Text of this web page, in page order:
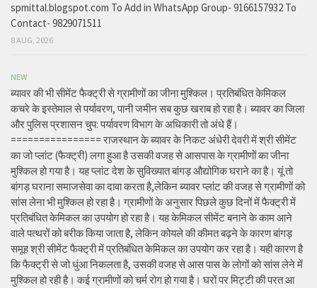
spmittal.blogspot.com To Add in WhatsApp Group- 9166157932 To
Contact- 9829071511
8 AUG, 2026
NEW
ब्यावर की भी सीमेंट फैक्ट्री से ग्रामीणों का जीना मुश्किल। प्रतिबंधित केमिकल
कचरे के इस्तेमाल से पर्यावरण, पानी जमीन सब कुछ खराब हो रहा है। ब्यावर का जिला
और पुलिस प्रशासन चुप: पर्यावरण विभाग के अधिकारी तो अंधे हैं।
================ राजस्थान के ब्यावर के निकट अंधेरी देवरी में श्री सीमेंट
का जो प्लांट (फैक्ट्री) लगा हुआ है उसकी वजह से आसपास के ग्रामीणों का जीना
मुश्किल हो गया है। यह प्लांट देश के सुविख्यात बांगड़ औद्योगिक घराने का है। यूं तो
बांगड़ घराना समाजसेवा का दावा करता है,लेकिन ब्यावर प्लांट की वजह से ग्रामीणों को
सांस लेना भी मुश्किल हो रहा है। ग्रामीणों के अनुसार पिछले कुछ दिनों में फैक्ट्री में
प्रतिबंधित केमिकल का उपयोग हो रहा है। यह केमिकल सीमेंट बनाने के काम आने
वाले पत्थरों को बरीक किया जाता है, लेकिन कोयले की कीमत बढ़ने के कारण बांगड़
समूह श्री सीमेंट फैक्ट्री में प्रतिबंधित केमिकल का उपयोग कर रहा है। यही कारण है
कि फैक्ट्री से जो धुंआ निकलता है, उसकी वजह से आस पास के लोगों को सांस लेने में
मुश्किल हो रही है। कई ग्रामीणों को चर्म रोग हो गया है। घरों पर मिट्टी की परत आ